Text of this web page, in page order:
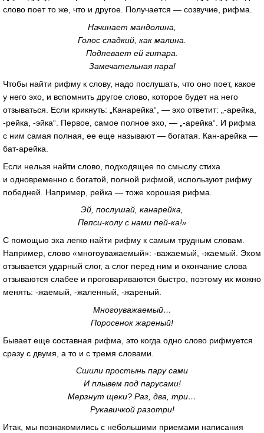
слово поет то же, что и другое. Получается — созвучие, рифма.
Начинает мандолина,
Голос сладкий, как малина.
Подпевает ей гитара.
Замечательная пара!
Чтобы найти рифму к слову, надо послушать, что оно поет, какое
у него эхо, и вспомнить другое слово, которое будет на него
отзываться. Если крикнуть: „Канарейка“, — эхо ответит: „-арейка,
-рейка, -эйка“. Первое, самое полное эхо, — „-арейка“. И рифма
с ним самая полная, ее еще называют — богатая. Кан-арейка —
бат-арейка
Если нельзя найти слово, подходящее по смыслу стиха
и одновременно с богатой, полной рифмой, используют рифму
победней. Например, рейка — тоже хорошая рифма.
Эй, послушай, канарейка,
Пепси-колус нами пей-ка!»
С помощью эха легко найти рифму к самым трудным словам.
Например, слово «многоуважаемый»: -важаемый, -жаемый. Эхом
отзывается ударный слог, а слог перед ним и окончание слова
отзываются слабее и проговариваются быстро, поэтому их можно
менять: -жаемый, -жаленный, -жареный.
Многоуважаемый…
Поросенок жареный!
Бывает еще составная рифма, это когда одно слово рифмуется
сразу с двумя, а то и с тремя словами.
Сшили простынь пару сами
И плывем под парусами!
Мерзнут щеки? Раз, два, три…
Рукавичкой разотри!
Итак, мы познакомились с небольшими приемами написания